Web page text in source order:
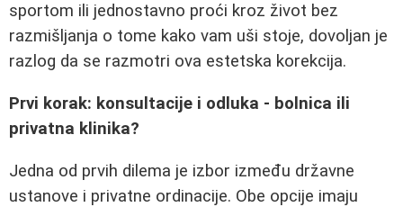
sportom ili jednostavno proći kroz život bez
razmišljanja o tome kako vam uši stoje, dovoljan je
razlog da se razmotri ova estetska korekcija.
Prvi korak: konsultacije i odluka - bolnica ili
privatna klinika?
Jedna od prvih dilema je izbor između državne
ustanove i privatne ordinacije. Obe opcije imaju